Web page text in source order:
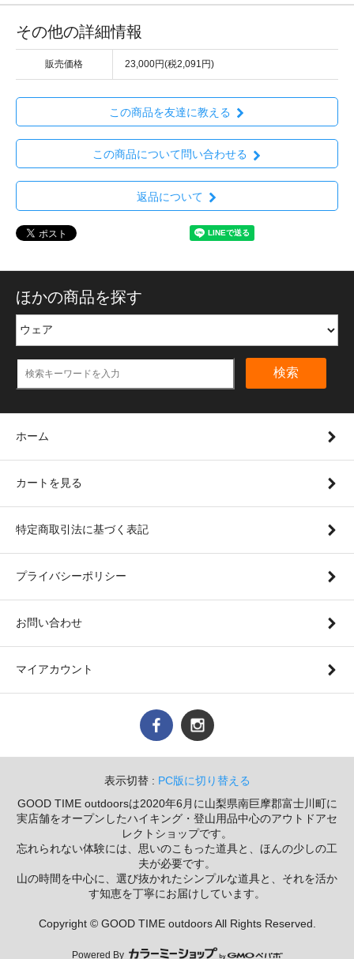
その他の詳細情報
販売価格 23,000円(税2,091円)
この商品を友達に教える
この商品について問い合わせる
返品について
ほかの商品を探す
検索
ホーム
カートを見る
特定商取引法に基づく表記
プライバシーポリシー
お問い合わせ
マイアカウント
表示切替 : PC版に切り替える
GOOD TIME outdoorsは2020年6月に山梨県南巨摩郡富士川町に
実店舗をオープンしたハイキング・登山用品中心のアウトドアセ
レクトショップです。
忘れられない体験には、思いのこもった道具と、ほんの少しの工
夫が必要です。
山の時間を中心に、選び抜かれたシンプルな道具と、それを活か
す知恵を丁寧にお届けしています。
Copyright © GOOD TIME outdoors All Rights Reserved.
Powered By